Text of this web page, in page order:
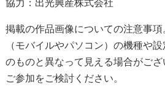
協力：出光興産株式会社
掲載の作品画像についての注意事
（モバイルやパソコン）の機種や
のものと異なって見える場合がござ
ご参加をご検討ください。